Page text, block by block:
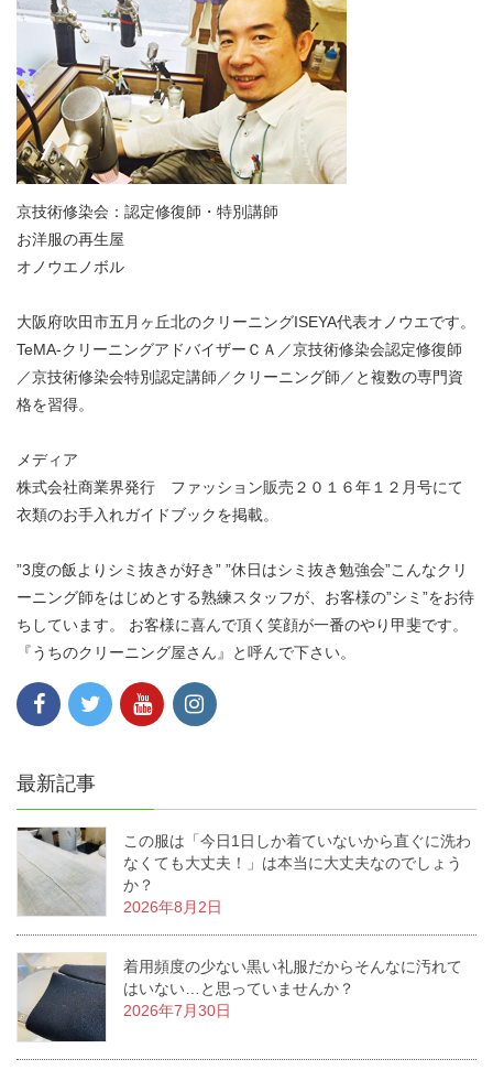
京技術修染会：認定修復師・特別講師
お洋服の再生屋
オノウエノボル
大阪府吹田市五月ヶ丘北のクリーニングISEYA代表オノウエです。
TeMA-クリーニングアドバイザーＣＡ／京技術修染会認定修復師
／京技術修染会特別認定講師／クリーニング師／と複数の専門資
格を習得。
メディア
株式会社商業界発行 ファッション販売２０１６年１２月号にて
衣類のお手入れガイドブックを掲載。
”3度の飯よりシミ抜きが好き” ”休日はシミ抜き勉強会”こんなクリ
ーニング師をはじめとする熟練スタッフが、お客様の”シミ”をお待
ちしています。 お客様に喜んで頂く笑顔が一番のやり甲斐です。
『うちのクリーニング屋さん』と呼んで下さい。
最新記事
この服は「今日1日しか着ていないから直ぐに洗わ
なくても大丈夫！」は本当に大丈夫なのでしょう
か？
2026年8月2日
着用頻度の少ない黒い礼服だからそんなに汚れて
はいない…と思っていませんか？
2026年7月30日